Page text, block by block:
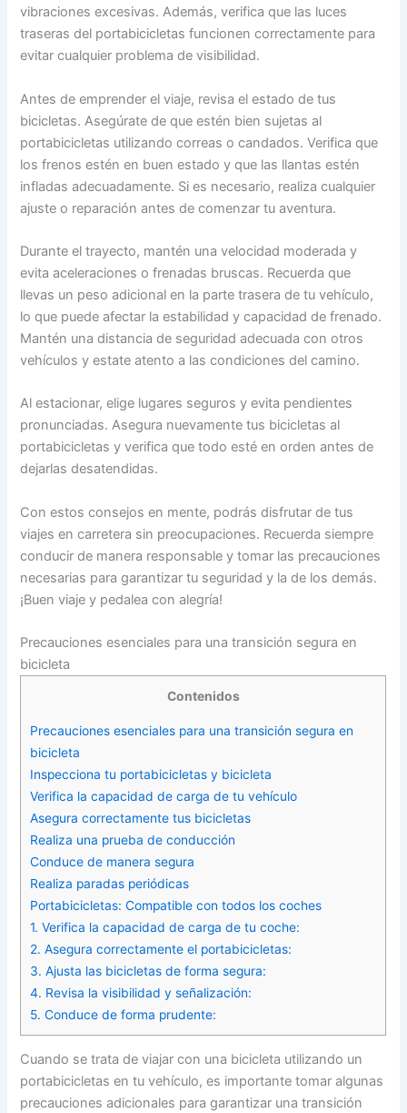
vibraciones excesivas. Además, verifica que las luces
traseras del portabicicletas funcionen correctamente para
evitar cualquier problema de visibilidad.
Antes de emprender el viaje, revisa el estado de tus
bicicletas. Asegúrate de que estén bien sujetas al
portabicicletas utilizando correas o candados. Verifica que
los frenos estén en buen estado y que las llantas estén
infladas adecuadamente. Si es necesario, realiza cualquier
ajuste o reparación antes de comenzar tu aventura.
Durante el trayecto, mantén una velocidad moderada y
evita aceleraciones o frenadas bruscas. Recuerda que
llevas un peso adicional en la parte trasera de tu vehículo,
lo que puede afectar la estabilidad y capacidad de frenado.
Mantén una distancia de seguridad adecuada con otros
vehículos y estate atento a las condiciones del camino.
Al estacionar, elige lugares seguros y evita pendientes
pronunciadas. Asegura nuevamente tus bicicletas al
portabicicletas y verifica que todo esté en orden antes de
dejarlas desatendidas.
Con estos consejos en mente, podrás disfrutar de tus
viajes en carretera sin preocupaciones. Recuerda siempre
conducir de manera responsable y tomar las precauciones
necesarias para garantizar tu seguridad y la de los demás.
¡Buen viaje y pedalea con alegría!
Precauciones esenciales para una transición segura en
bicicleta
Contenidos
Precauciones esenciales para una transición segura en
bicicleta
Inspecciona tu portabicicletas y bicicleta
Verifica la capacidad de carga de tu vehículo
Asegura correctamente tus bicicletas
Realiza una prueba de conducción
Conduce de manera segura
Realiza paradas periódicas
Portabicicletas: Compatible con todos los coches
1. Verifica la capacidad de carga de tu coche:
2. Asegura correctamente el portabicicletas:
3. Ajusta las bicicletas de forma segura:
4. Revisa la visibilidad y señalización:
5. Conduce de forma prudente:
Cuando se trata de viajar con una bicicleta utilizando un
portabicicletas en tu vehículo, es importante tomar algunas
precauciones adicionales para garantizar una transición